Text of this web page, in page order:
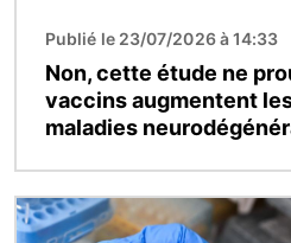
Publié le 23/07/2026 à 14:33
Non, cette étude ne
vaccins augmentent
maladies
Image